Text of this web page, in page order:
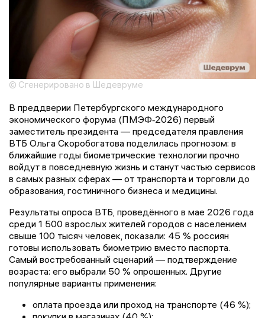
© Сгенерировано в Шедевруме
В преддверии Петербургского международного
экономического форума (ПМЭФ‑2026) первый
заместитель президента — председателя правления
ВТБ Ольга Скоробогатова поделилась прогнозом: в
ближайшие годы биометрические технологии прочно
войдут в повседневную жизнь и станут частью сервисов
в самых разных сферах — от транспорта и торговли до
образования, гостиничного бизнеса и медицины.
Результаты опроса ВТБ, проведённого в мае 2026 года
среди 1 500 взрослых жителей городов с населением
свыше 100 тысяч человек, показали: 45 % россиян
готовы использовать биометрию вместо паспорта.
Самый востребованный сценарий — подтверждение
возраста: его выбрали 50 % опрошенных. Другие
популярные варианты применения:
оплата проезда или проход на транспорте (46 %);